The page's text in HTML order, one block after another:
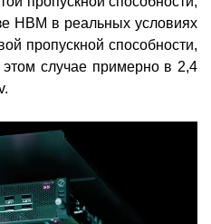
HBM в реальных условиях
пропускной способности,
случае примерно в 2,4